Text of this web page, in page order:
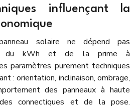
influençant la
solaire ne dépend pas
du kWh et de la prime à
paramètres purement techniques
: orientation, inclinaison, ombrage,
des panneaux à haute
connectiques et de la pose.